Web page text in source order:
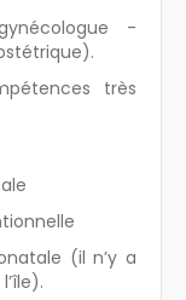
-
très
(il n’y a